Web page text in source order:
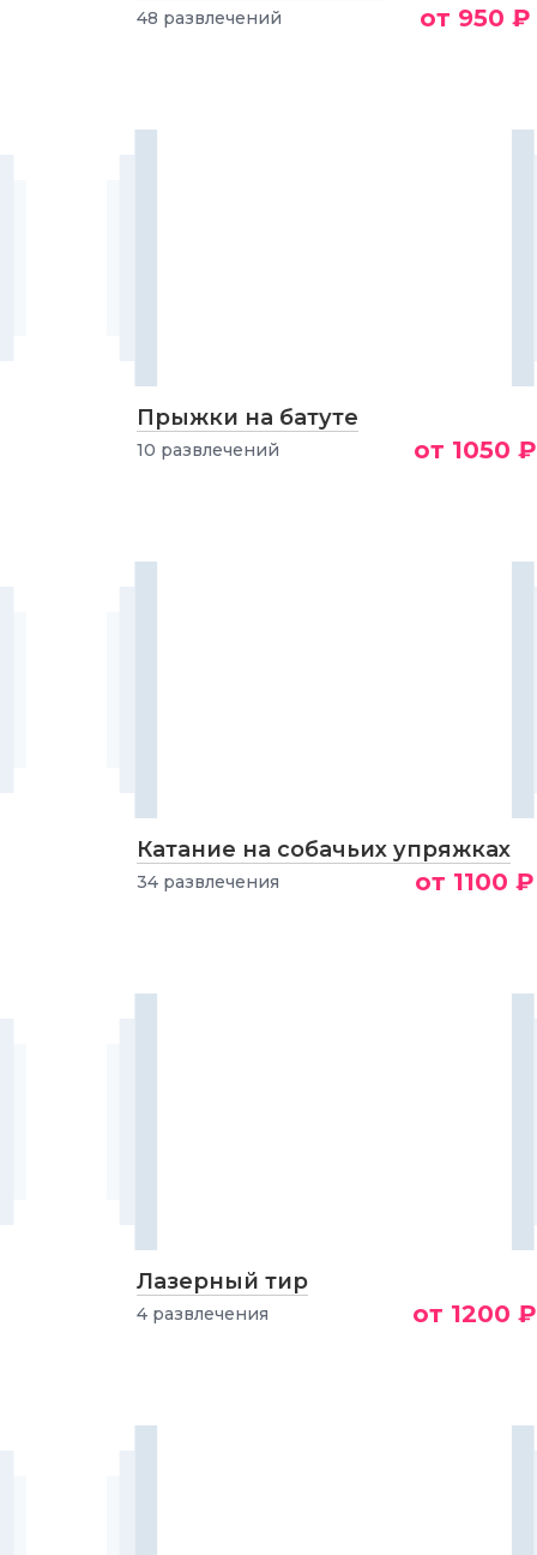
48 развлечений от 950 ₽
Прыжки на батуте
10 развлечений от 1050 ₽
Катание на собачьих упряжках
34 развлечения от 1100 ₽
Лазерный тир
4 развлечения от 1200 ₽